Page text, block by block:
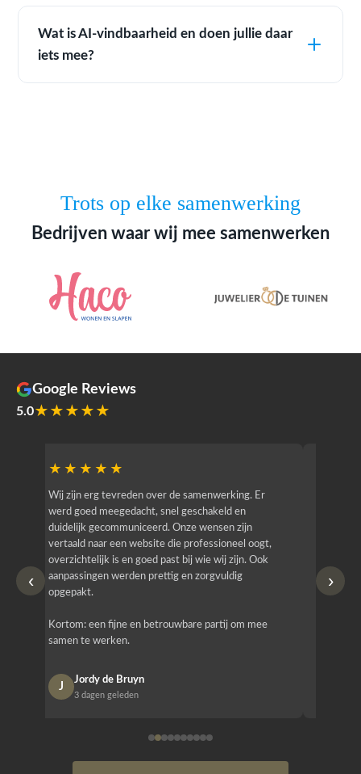
Wat is AI-vindbaarheid en doen jullie daar
iets mee?
Trots op elke samenwerking
Bedrijven waar wij mee samenwerken
Google Reviews
5.0★★★★★
‹
★★★★★
Wij zijn erg tevreden over de samenwerking. Er
werd goed meegedacht, snel geschakeld en
duidelijk gecommuniceerd. Onze wensen zijn
vertaald naar een website die professioneel oogt,
overzichtelijk is en goed past bij wie wij zijn. Ook
aanpassingen werden prettig en zorgvuldig
opgepakt.
Kortom: een fijne en betrouwbare partij om mee
samen te werken.
J
Jordy de Bruyn
3 dagen geleden
›